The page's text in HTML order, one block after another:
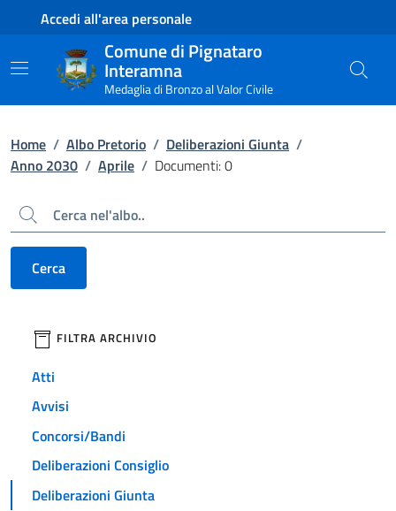
Contenuto principale
Piede di paginaAccedi all'area personale
Comune di Pignataro
Interamna
Medaglia di Bronzo al Valor Civile
Home / Albo Pretorio / Deliberazioni Giunta /
Anno 2030 / Aprile / Documenti: 0
Cerca
Cerca
filtri da applicare
FILTRA ARCHIVIO
Atti
Avvisi
Concorsi/Bandi
Deliberazioni Consiglio
Deliberazioni Giunta